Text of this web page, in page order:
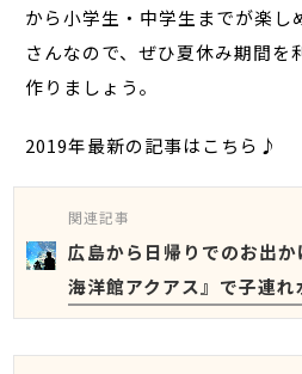
から小学生・中学生までが楽し
さんなので、ぜひ夏休み期間を
作りましょう。
2019年最新の記事はこちら♪
関連記事
広島から日帰りでのお出
海洋館アクアス』で子連